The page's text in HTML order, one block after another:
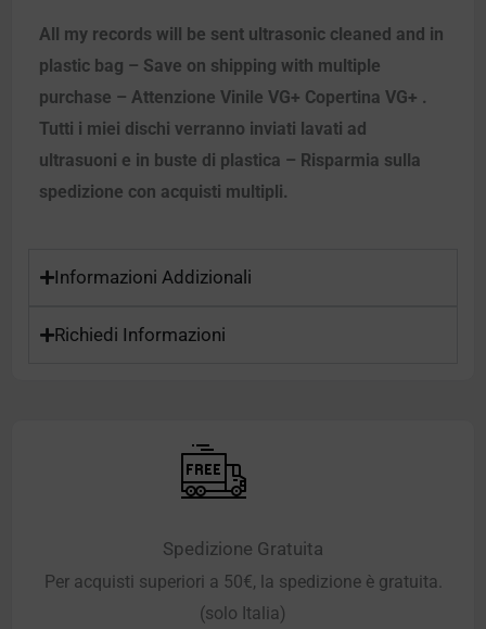
All my records will be sent ultrasonic cleaned and in
plastic bag – Save on shipping with multiple
purchase – Attenzione Vinile VG+ Copertina VG+ .
Tutti i miei dischi verranno inviati lavati ad
ultrasuoni e in buste di plastica – Risparmia sulla
spedizione con acquisti multipli.
Informazioni Addizionali
Richiedi Informazioni
Spedizione Gratuita
Per acquisti superiori a 50€, la spedizione è gratuita.
(solo Italia)